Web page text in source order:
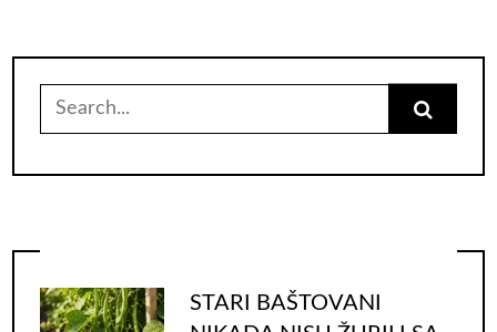
Search
STARI BAŠTOVANI